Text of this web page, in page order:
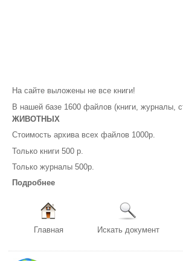
На сайте выложены не все книги!
В нашей базе 1600 файлов (книги, журналы,
ЖИВОТНЫХ
Стоимость архива всех файлов 1000р.
Только книги 500 р.
Только журналы 500р.
Подробнее
Главная Искать документ